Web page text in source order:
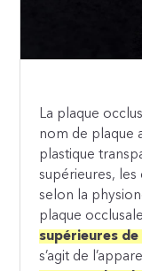
La plaque
nom de plaque
plastique
supérieures, les
selon la
plaque
supérieures
s’agit de